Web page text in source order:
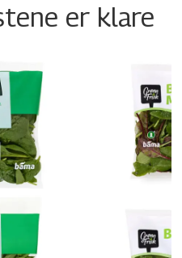
er klare